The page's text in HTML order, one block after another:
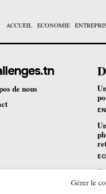
Gérer le
ACCUEIL ECONOMIE
de nous